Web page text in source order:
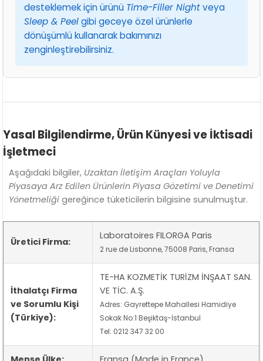
desteklemek için ürünü Time-Filler Nightveya
Sleep & Peelgibi geceye özel ürünlerle
dönüşümlü kullanarak bakımınızı
zenginleştirebilirsiniz.
Yasal Bilgilendirme, Ürün Künyesi ve İktisadi
İşletmeci
Aşağıdaki bilgiler, Uzaktan İletişim Araçları Yoluyla
Piyasaya Arz Edilen Ürünlerin Piyasa Gözetimi ve Denetimi
Yönetmeliği gereğince tüketicilerin bilgisine sunulmuştur.
Üretici Firma:
Laboratoires FILORGA Paris
2 rue de Lisbonne, 75008 Paris, Fransa
İthalatçı Firma
ve Sorumlu Kişi
(Türkiye):
TE-HA KOZMETİK TURİZM İNŞAAT SAN.
VE TİC. A.Ş.
Adres: Gayrettepe Mahallesi Hamidiye
Sokak No:1 Beşiktaş-İstanbul
Tel: 0212 347 32 00